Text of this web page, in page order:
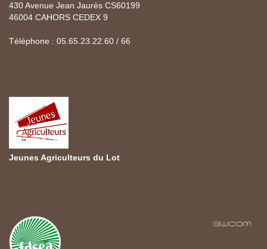
430 Avenue Jean Jaurès CS60199
46004 CAHORS CEDEX 9
Téléphone : 05.65.23.22.60 / 66
Jeunes Agriculteurs du Lot